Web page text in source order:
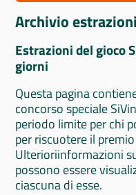
Archivio
Estrazioni del gioco
giorni
Questa pagina
concorso speciale
periodo limite per chi
per riscuotere il
Ulterioriinformazioni
possono essere
ciascuna di esse.